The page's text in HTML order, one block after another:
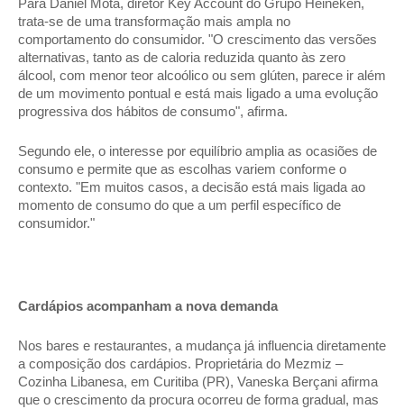
Para Daniel Mota, diretor Key Account do Grupo Heineken,
trata-se de uma transformação mais ampla no
comportamento do consumidor. "O crescimento das versões
alternativas, tanto as de caloria reduzida quanto às zero
álcool, com menor teor alcoólico ou sem glúten, parece ir além
de um movimento pontual e está mais ligado a uma evolução
progressiva dos hábitos de consumo", afirma.
Segundo ele, o interesse por equilíbrio amplia as ocasiões de
consumo e permite que as escolhas variem conforme o
contexto. "Em muitos casos, a decisão está mais ligada ao
momento de consumo do que a um perfil específico de
consumidor."
Cardápios acompanham a nova demanda
Nos bares e restaurantes, a mudança já influencia diretamente
a composição dos cardápios. Proprietária do Mezmiz –
Cozinha Libanesa, em Curitiba (PR), Vaneska Berçani afirma
que o crescimento da procura ocorreu de forma gradual, mas